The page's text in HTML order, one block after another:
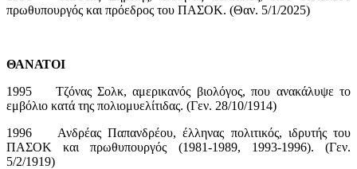
πρωθυπουργός και πρόεδρος του ΠΑΣΟΚ. (Θαν. 5/1/2025)
ΘΑΝΑΤΟΙ
1995 Τζόνας Σολκ, αμερικανός βιολόγος, που ανακάλυψε το
εμβόλιο κατά της πολιομυελίτιδας. (Γεν. 28/10/1914)
1996 Ανδρέας Παπανδρέου, έλληνας πολιτικός, ιδρυτής του
ΠΑΣΟΚ και πρωθυπουργός (1981-1989, 1993-1996). (Γεν.
5/2/1919)